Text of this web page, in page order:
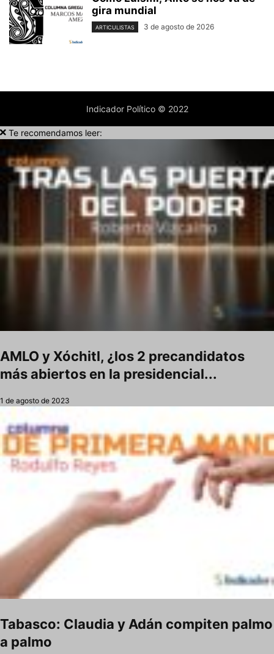
gira mundial
ARTICULISTAS 3 de agosto de 2026
Indicador Político © 2022
Te recomendamos leer:
AMLO y Xóchitl, ¿los 2 precandidatos
más abiertos en la presidencial...
1 de agosto de 2023
Tabasco: Claudia y Adán compiten palmo
a palmo